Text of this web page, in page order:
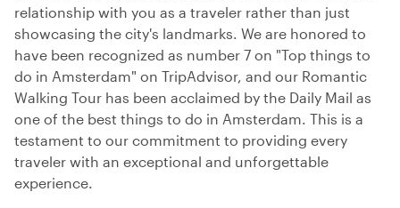
relationship with you as a traveler rather than just
showcasing the city's landmarks. We are honored to
have been recognized as number 7 on "Top things to
do in Amsterdam" on TripAdvisor, and our Romantic
Walking Tour has been acclaimed by the Daily Mail as
one of the best things to do in Amsterdam. This is a
testament to our commitment to providing every
traveler with an exceptional and unforgettable
experience.